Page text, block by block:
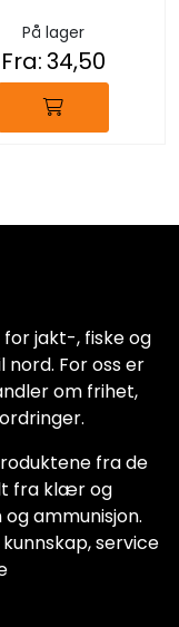
På lager
Fra:34,50
jakt-, fiske og
For oss er
om frihet,
fra de
fra klær og
ammunisjon.
service